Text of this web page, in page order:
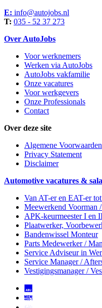
E: info@autojobs.nl
T: 035 - 52 37 273
Over AutoJobs
Voor werknemers
Werken via AutoJobs
AutoJobs vakfamilie
Onze vacatures
Voor werkgevers
Onze Professionals
Contact
Over deze site
Algemene Voorwaarden
Privacy Statement
Disclaimer
Automotive vacatures &
Van AT-er en EAT-er
Meewerkend Voorman
APK-keurmeester I en
Plaatwerker,
Bandenwissel Monteur
Parts Medewerker /
Service Adviseurin
Service Manager /
Vestigingsmanager /